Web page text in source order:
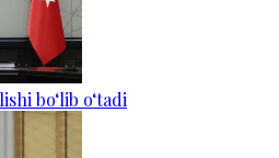
bo‘lib o‘tadi